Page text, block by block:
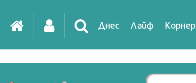
Днес Лайф Корнер